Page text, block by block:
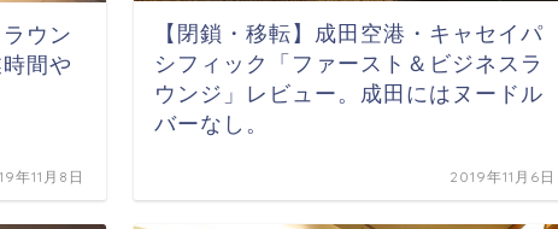
ウン
間や
年11月8日
【閉鎖・移転】成田空港・キャセイパ
シフィック「ファースト＆ビジネスラ
ウンジ」レビュー。成田にはヌードル
バーなし。
2019年11月6日